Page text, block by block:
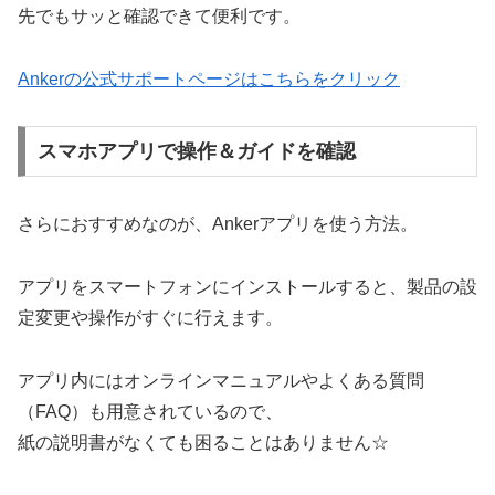
先でもサッと確認できて便利です。
Ankerの公式サポートページはこちらをクリック
スマホアプリで操作＆ガイドを確認
さらにおすすめなのが、Ankerアプリを使う方法。
アプリをスマートフォンにインストールすると、製品の設
定変更や操作がすぐに行えます。
アプリ内にはオンラインマニュアルやよくある質問
（FAQ）も用意されているので、
紙の説明書がなくても困ることはありません☆